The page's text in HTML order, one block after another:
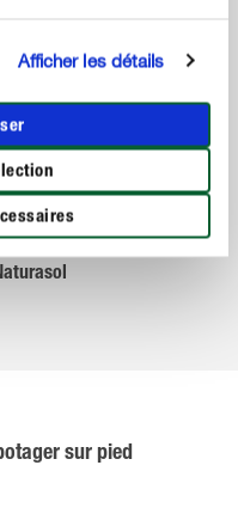
Afficher les détails
sur pied